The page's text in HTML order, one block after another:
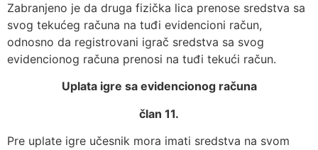
Zabranjeno je da druga fizička lica prenose sredstva sa
svog tekućeg računa na tuđi evidencioni račun,
odnosno da registrovani igrač sredstva sa svog
evidencionog računa prenosi na tuđi tekući račun.
Uplata igre sa evidencionog računa
član 11.
Pre uplate igre učesnik mora imati sredstva na svom